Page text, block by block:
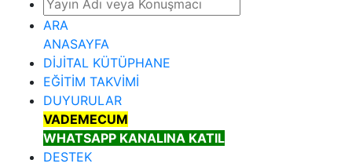
ARA
ANASAYFA
DİJİTAL KÜTÜPHANE
EĞİTİM TAKVİMİ
DUYURULAR
VADEMECUM
WHATSAPP KANALINA KATIL
DESTEK